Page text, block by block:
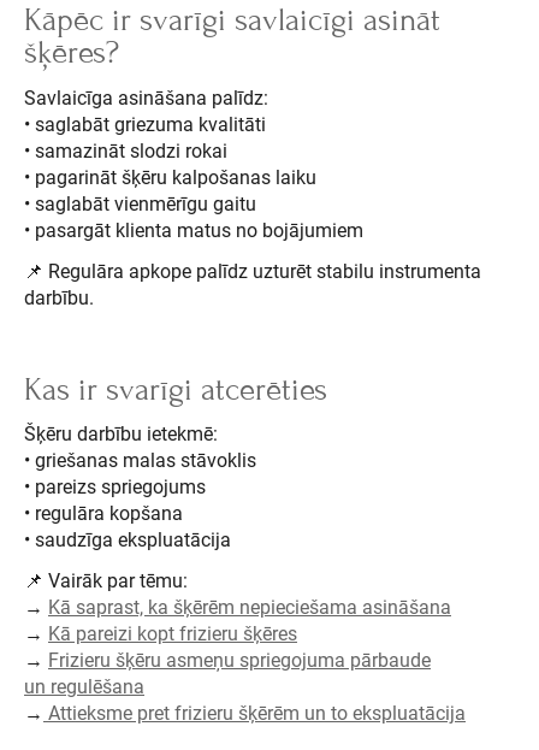
Kāpēc ir svarīgi savlaicīgi asināt
šķēres?
Savlaicīga asināšana palīdz:
• saglabāt griezuma kvalitāti
• samazināt slodzi rokai
• pagarināt šķēru kalpošanas laiku
• saglabāt vienmērīgu gaitu
• pasargāt klienta matus no bojājumiem
📌 Regulāra apkope palīdz uzturēt stabilu instrumenta
darbību.
Kas ir svarīgi atcerēties
Šķēru darbību ietekmē:
• griešanas malas stāvoklis
• pareizs spriegojums
• regulāra kopšana
• saudzīga ekspluatācija
📌 Vairāk par tēmu:
→ Kā saprast, ka šķērēm nepieciešama asināšana
→ Kā pareizi kopt frizieru šķēres
→ Frizieru šķēru asmeņu spriegojuma pārbaude
un regulēšana
→ Attieksme pret frizieru šķērēm un to ekspluatācija